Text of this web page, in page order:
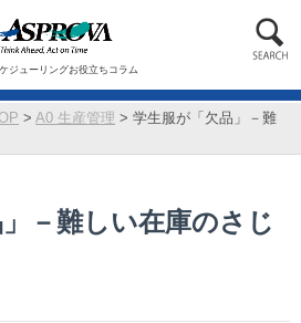
ジューリングお役立ちコラム
> A0 生産管理 > 学生服が「欠品」－難
－難しい在庫のさじ